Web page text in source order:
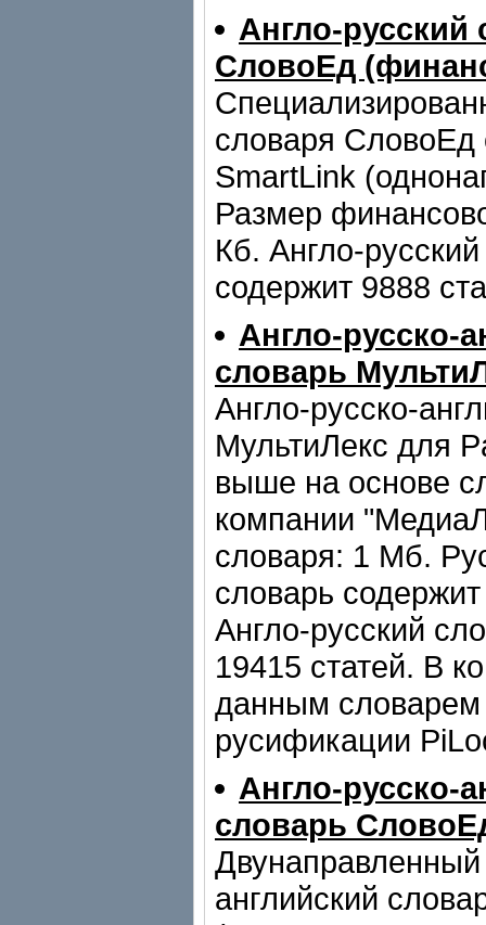
Англо-русский
СловоЕд
словаря СловоЕд
SmartLink
Размер
Кб. Англо-
содержит 9888
Англо-русско-
словарь
Англо-русско-
МультиЛекс для
выше на основе
компании
словаря: 1 Мб.
словарь
Англо-русский
19415 cтатей. В
данным словарем
русификации
Англо-русско-
словарь
Двунаправленный
английский